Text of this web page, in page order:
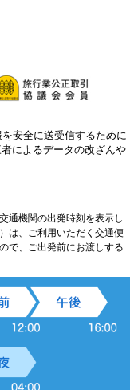
安全に送受信するために
によるデータの改ざんや
通機関の出発時刻を表示し
は、ご利用いただく交通便
で、ご出発前にお渡しする